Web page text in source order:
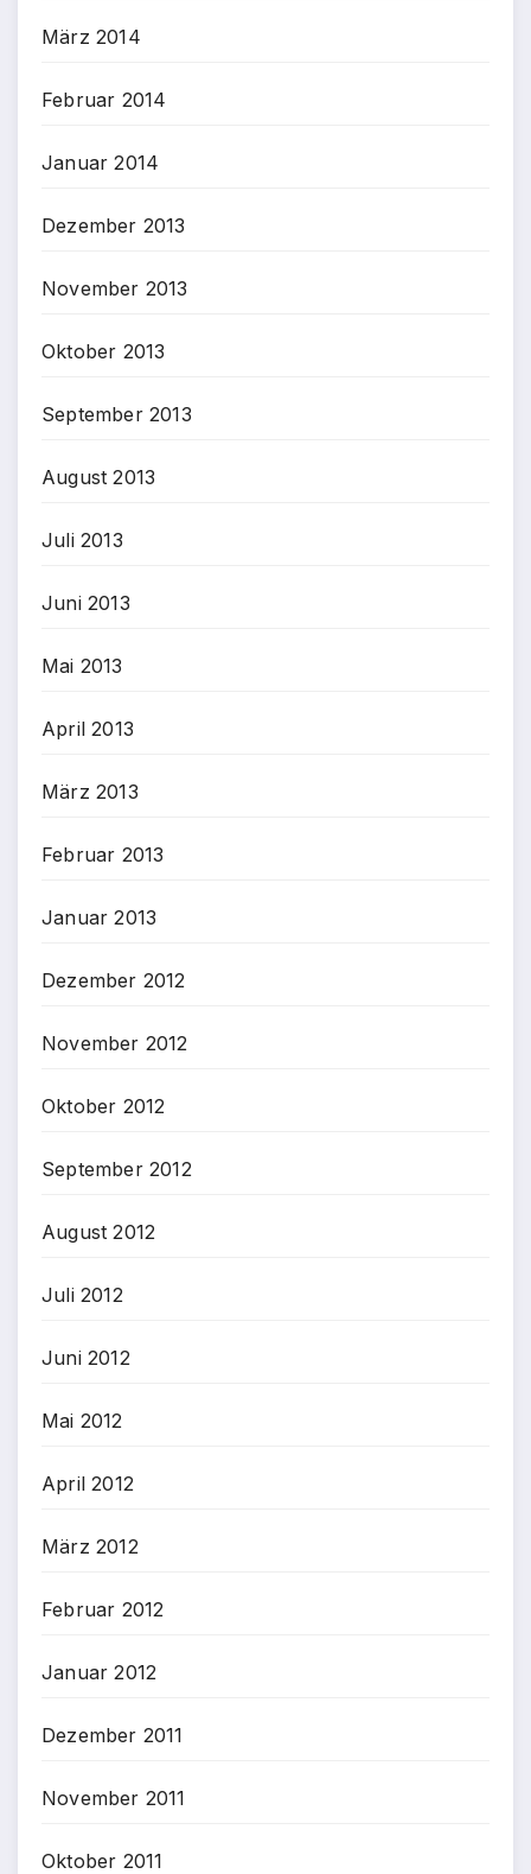
März 2014
Februar 2014
Januar 2014
Dezember 2013
November 2013
Oktober 2013
September 2013
August 2013
Juli 2013
Juni 2013
Mai 2013
April 2013
März 2013
Februar 2013
Januar 2013
Dezember 2012
November 2012
Oktober 2012
September 2012
August 2012
Juli 2012
Juni 2012
Mai 2012
April 2012
März 2012
Februar 2012
Januar 2012
Dezember 2011
November 2011
Oktober 2011